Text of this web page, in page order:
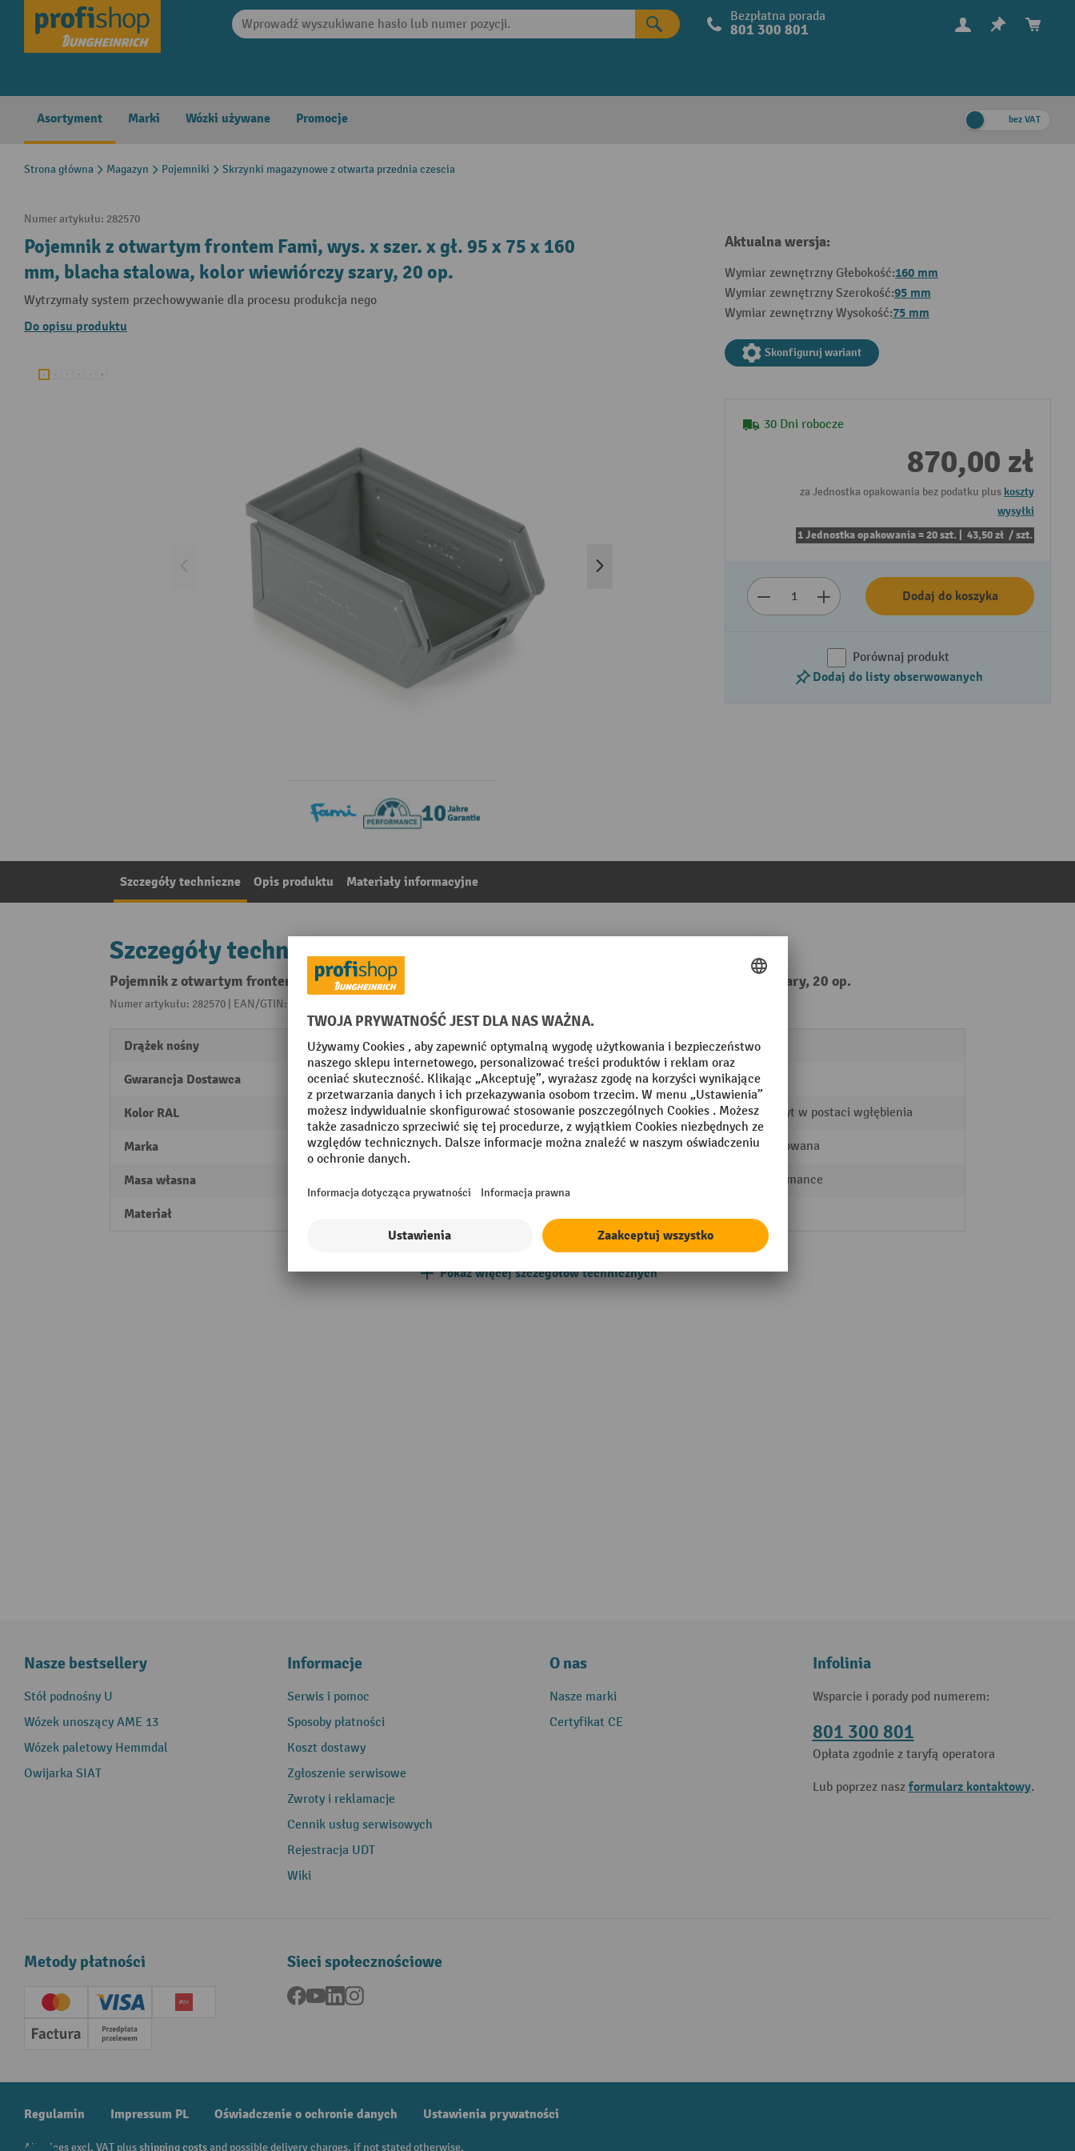
Skip to main navigation Bezpłatna porada
801 300 801
Asortyment Marki Wózki używane Promocje bez VAT
Strona główna Magazyn Pojemniki Skrzynki magazynowe z otwarta przednia czescia
Numer artykułu: 282570
Pojemnik z otwartym frontem Fami, wys. x szer. x gł. 95 x 75 x 160
mm, blacha stalowa, kolor wiewiórczy szary, 20 op.
Wytrzymały system przechowywanie dla procesu produkcja nego
Do opisu produktu
Aktualna wersja:
Wymiar zewnętrzny Głebokość:160 mm
Wymiar zewnętrzny Szerokość:95 mm
Wymiar zewnętrzny Wysokość:75 mm
Skonfiguruj wariant
30 Dni robocze
870,00 zł
za Jednostka opakowania bez podatku plus koszty
wysyłki
1 Jednostka opakowania = 20 szt. | 43,50 zł / szt.
Dodaj do koszyka
Porównaj produkt
Dodaj do listy obserwowanych
Szczegóły techniczne Opis produktu Materiały informacyjne
Szczegóły techniczne
Pojemnik z otwartym frontem Fami, wys. x szer. x gł. 95 x 75 x 160 mm, blacha stalowa, kolor wiewiórczy szary, 20 op.
Numer artykułu: 282570 | EAN/GTIN: 8057711395941
Drążek nośny tak
Gwarancja Dostawca 10
Kolor RAL RAL 7000 szary popielaty
Marka Fami
Masa własna
Materiał
Odpowiedni do torów rolkowych nie
Op. 20 Stk
Pałąki/uchwyty Uchwyt w postaci wgłębienia
Powierzchnia lakierowana
Performance
Pokaż więcej szczegółów technicznych
Nasze bestsellery
Stół podnośny U
Wózek unoszący AME 13
Wózek paletowy Hemmdal
Owijarka SIAT
Informacje
Serwis i pomoc
Sposoby płatności
Koszt dostawy
Zgłoszenie serwisowe
Zwroty i reklamacje
Cennik usług serwisowych
Rejestracja UDT
Wiki
O nas
Nasze marki
Certyfikat CE
Infolinia
Wsparcie i porady pod numerem:
801 300 801
Opłata zgodnie z taryfą operatora
Lub poprzez nasz formularz kontaktowy.
Metody płatności
Creditcard (Master)Creditcard (Visa)
P24
Factura Przedpłata
Sieci społecznościowe
Facebook
YouTubeLinkedInInstagram
Regulamin Impressum PL Oświadczenie o ochronie danych Ustawienia prywatności
All prices excl. VAT plusshipping costsand possible delivery charges, if not stated otherwise.